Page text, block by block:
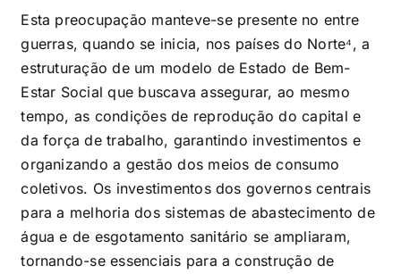
Esta preocupação manteve-se presente no entre
guerras, quando se inicia, nos países do Norte⁴, a
estruturação de um modelo de Estado de Bem-
Estar Social que buscava assegurar, ao mesmo
tempo, as condições de reprodução do capital e
da força de trabalho, garantindo investimentos e
organizando a gestão dos meios de consumo
coletivos. Os investimentos dos governos centrais
para a melhoria dos sistemas de abastecimento de
água e de esgotamento sanitário se ampliaram,
tornando-se essenciais para a construção de